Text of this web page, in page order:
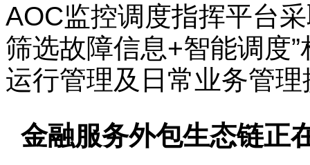
AOC监控调度指挥平台
筛选故障信息+智能调度
运行管理及日常业务管
金融服务外包生态链正